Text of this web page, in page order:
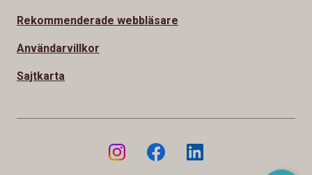
Rekommenderade webbläsare
Användarvillkor
Sajtkarta